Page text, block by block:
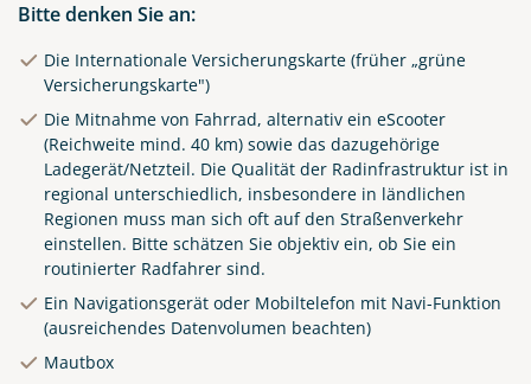
Skyline und Hafen von Oslo
Bitte denken Sie an:
Die Internationale Versicherungskarte (früher „grüne
Versicherungskarte")
Die Mitnahme von Fahrrad, alternativ ein eScooter
(Reichweite mind. 40 km) sowie das dazugehörige
Ladegerät/Netzteil. Die Qualität der Radinfrastruktur ist in
regional unterschiedlich, insbesondere in ländlichen
Regionen muss man sich oft auf den Straßenverkehr
einstellen. Bitte schätzen Sie objektiv ein, ob Sie ein
routinierter Radfahrer sind.
Ein Navigationsgerät oder Mobiltelefon mit Navi-Funktion
(ausreichendes Datenvolumen beachten)
Mautbox